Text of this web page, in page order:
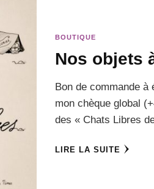
BOUTIQUE
Nos objets
Bon de commande à
mon chèque global
des « Chats Libres
LIRE LA SUITE